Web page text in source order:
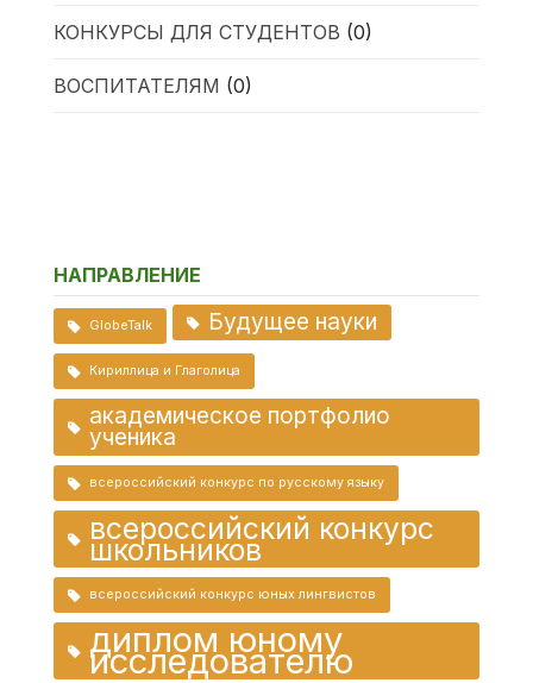
КОНКУРСЫ ДЛЯ СТУДЕНТОВ (0)
ВОСПИТАТЕЛЯМ (0)
НАПРАВЛЕНИЕ
GlobeTalk Будущее науки
Кириллица и Глаголица
академическое портфолио
ученика
всероссийский конкурс по русскому языку
всероссийский конкурс
школьников
всероссийский конкурс юных лингвистов
диплом юному
исследователю